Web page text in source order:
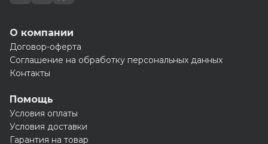
О компании
Договор-оферта
Соглашение на обработку персональных данных
Контакты
Помощь
Условия оплаты
Условия доставки
Гарантия на товар